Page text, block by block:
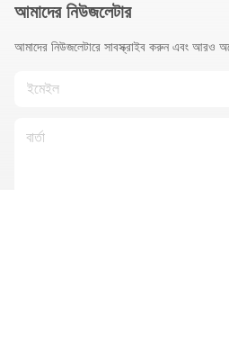
আমাদের নিউজলেটার
আমাদের নিউজলেটারে সাবস্ক্রাইব করুন এবং আরও